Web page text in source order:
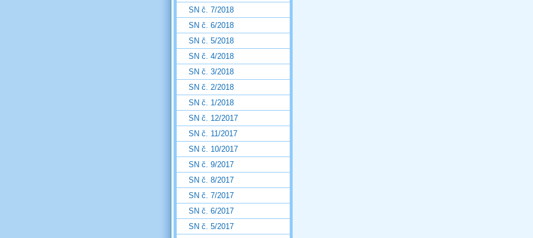
SN č. 7/2018
SN č. 6/2018
SN č. 5/2018
SN č. 4/2018
SN č. 3/2018
SN č. 2/2018
SN č. 1/2018
SN č. 12/2017
SN č. 11/2017
SN č. 10/2017
SN č. 9/2017
SN č. 8/2017
SN č. 7/2017
SN č. 6/2017
SN č. 5/2017